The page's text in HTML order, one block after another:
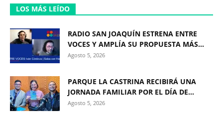
LOS MÁS LEÍDO
RADIO SAN JOAQUÍN ESTRENA ENTRE
VOCES Y AMPLÍA SU PROPUESTA MÁS...
Agosto 5, 2026
PARQUE LA CASTRINA RECIBIRÁ UNA
JORNADA FAMILIAR POR EL DÍA DE...
Agosto 5, 2026